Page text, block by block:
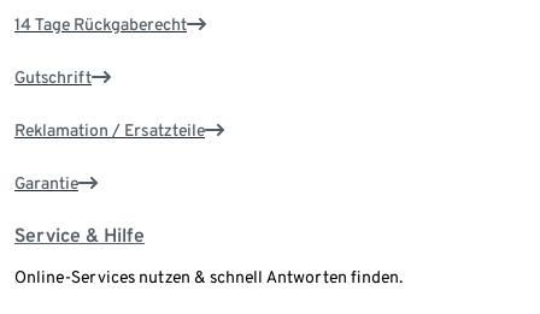
14 Tage Rückgaberecht
Gutschrift
Reklamation / Ersatzteile
Garantie
Service & Hilfe
Online-Services nutzen & schnell Antworten finden.